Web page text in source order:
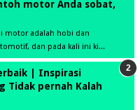
motor Anda sobat,
motor adalah hobi dan
dan pada kali ini ki...
| Inspirasi
Tidak pernah Kalah